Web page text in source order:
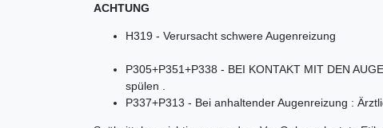
ACHTUNG
H319 - Verursacht schwere Augenreizung
P305+P351+P338 - BEI KONTAKT MIT DEN
spülen .
P337+P313 - Bei anhaltender Augenreizung :